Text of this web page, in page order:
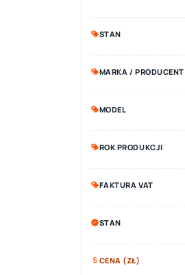
STAN
MARKA / PRODUCENT
MODEL
ROK PRODUKCJI
FAKTURA VAT
STAN
CENA (ZŁ)